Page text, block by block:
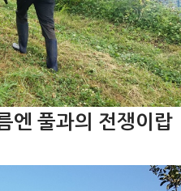
엔 풀과의 전쟁이랍